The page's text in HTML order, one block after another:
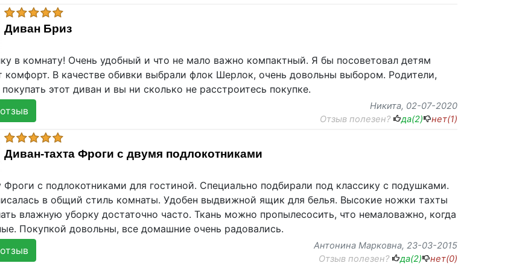
Диван Бриз
в комнату! Очень удобный и что не мало важно компактный. Я бы посоветовал детям
комфорт. В качестве обивки выбрали флок Шерлок, очень довольны выбором. Родители,
этот диван и вы ни сколько не расстроитесь покупке.
Никита, 02-07-2020
Отзыв полезен?
да(2) нет(1)
Диван-тахта Фроги с двумя подлокотниками
Фроги с подлокотниками для гостиной. Специально подбирали под классику с подушками.
в общий стиль комнаты. Удобен выдвижной ящик для белья. Высокие ножки тахты
влажную уборку достаточно часто. Ткань можно пропылесосить, что немаловажно, когда
Покупкой довольны, все домашние очень радовались.
Антонина Марковна, 23-03-2015
Отзыв полезен?
да(2) нет(0)